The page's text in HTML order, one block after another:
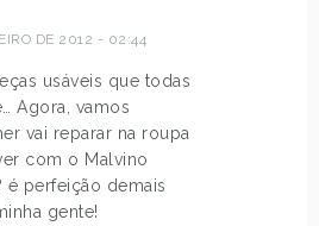
DE 2012 - 02:44
usáveis que todas
Agora, vamos
vai reparar na roupa
com o Malvino
é perfeição demais
gente!